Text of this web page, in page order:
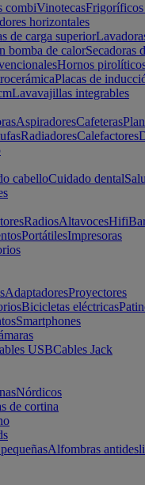
combiVinotecasFrigoríficos
horizontales
de carga superior
bomba de calorSecadoras
Hornos
Placas de
Lavavajillas integrables
AspiradoresCafeteras
RadiadoresCalefactores
cabelloCuidado dental
RadiosAltavocesHifi
PortátilesImpresoras
AdaptadoresProyectores
Bicicletas eléctricas
Smartphones
USBCables Jack
Nórdicos
de cortina
Alfombras